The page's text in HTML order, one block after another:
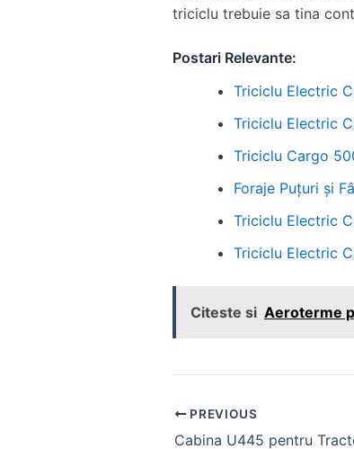
triciclu trebuie sa tina
Postari Relevante:
Triciclu Electric
Triciclu Electric
Triciclu Cargo
Foraje Puțuri și
Triciclu Electric
Triciclu Electric
Citeste si Aeroterme
Post
navigation
PREVIOUS